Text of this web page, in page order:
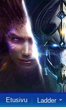
Etusivu Ladder